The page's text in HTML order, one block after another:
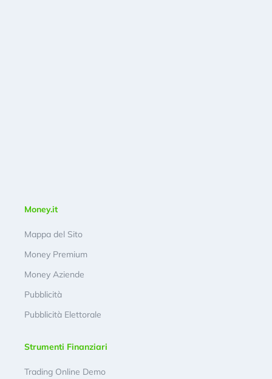
Money.it
Mappa del Sito
Money Premium
Money Aziende
Pubblicità
Pubblicità Elettorale
Strumenti Finanziari
Trading Online Demo